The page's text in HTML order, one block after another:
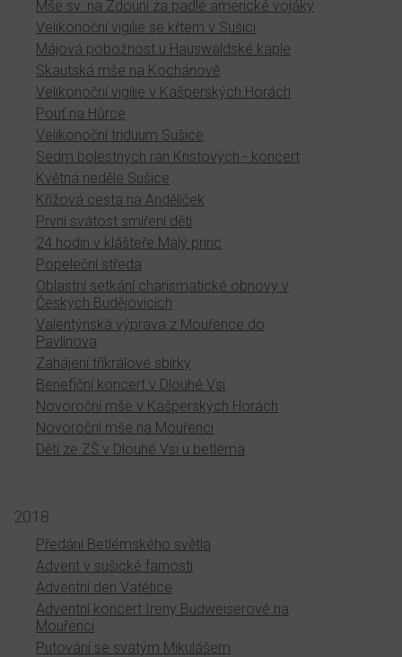
Mše sv. na Zdouni za padlé americké vojáky
Velikonoční vigilie se křtem v Sušici
Májová pobožnost u Hauswaldské kaple
Skautská mše na Kochánově
Velikonoční vigilie v Kašperských Horách
Pouť na Hůrce
Velikonoční triduum Sušice
Sedm bolestných ran Kristových - koncert
Květná neděle Sušice
Křížová cesta na Andělíček
První svátost smíření dětí
24 hodin v klášteře Malý princ
Popeleční středa
Oblastní setkání charismatické obnovy v
Českých Budějovicích
Valentýnská výprava z Mouřence do
Pavlínova
Zahájení tříkrálové sbírky
Benefiční koncert v Dlouhé Vsi
Novoroční mše v Kašperských Horách
Novoroční mše na Mouřenci
Děti ze ZŠ v Dlouhé Vsi u betléma
2018
Předání Betlémského světla
Advent v sušické farnosti
Adventní den Vatětice
Adventní koncert Ireny Budweiserové na
Mouřenci
Putování se svatým Mikulášem